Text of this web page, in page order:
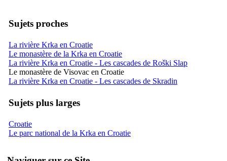
Sujets proches
La rivière Krka en Croatie
Le monastère de la Krka en Croatie
La rivière Krka en Croatie - Les cascades de Roški Slap
Le monastère de Visovac en Croatie
La rivière Krka en Croatie - Les cascades de Skradin
Sujets plus larges
Croatie
Le parc national de la Krka en Croatie